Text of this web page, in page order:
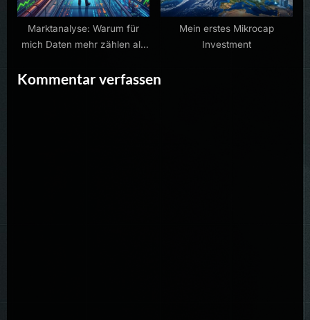
Marktanalyse: Warum für
mich Daten mehr zählen als
Mein erstes Mikrocap
Investment
Kommentar verfassen